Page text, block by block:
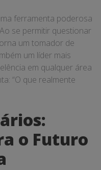
ferramenta poderosa
se permitir questionar
um tomador de
um líder mais
em qualquer área
“O que realmente
o Futuro